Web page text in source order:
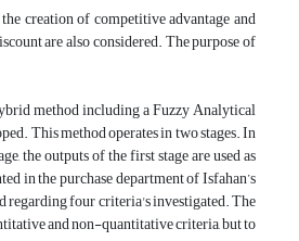
creation of competitive advantage and
are also considered. The purpose of
method including a Fuzzy Analytical
This method operates in two stages. In
the outputs of the first stage are used as
in the purchase department of Isfahan’s
regarding four criteria's investigated. The
and non-quantitative criteria, but to